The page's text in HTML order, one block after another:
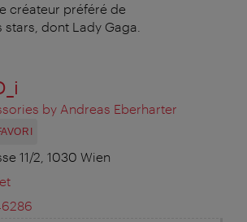
créateur préféré de
dont Lady Gaga.
by Andreas Eberharter
11/2, 1030 Wien